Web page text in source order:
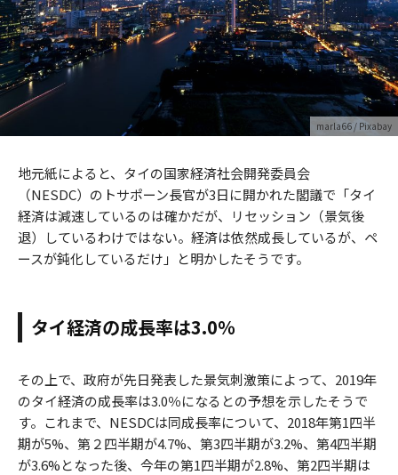
marla66 / Pixabay
地元紙によると、タイの国家経済社会開発委員会
（NESDC）のトサポーン長官が3日に開かれた閣議で「タイ
経済は減速しているのは確かだが、リセッション（景気後
退）しているわけではない。経済は依然成長しているが、ペ
ースが鈍化しているだけ」と明かしたそうです。
タイ経済の成長率は3.0％
その上で、政府が先日発表した景気刺激策によって、2019年
のタイ経済の成長率は3.0％になるとの予想を示したそうで
す。これまで、NESDCは同成長率について、2018年第1四半
期が5%、第２四半期が4.7%、第3四半期が3.2%、第4四半期
が3.6%となった後、今年の第1四半期が2.8%、第2四半期は